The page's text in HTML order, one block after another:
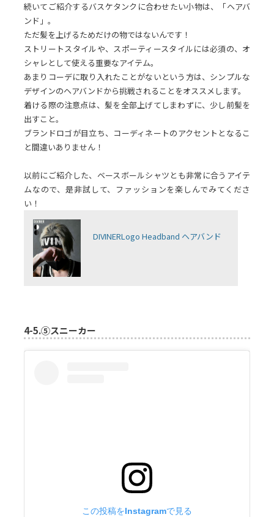
続いてご紹介するバスケタンクに合わせたい小物は、「ヘアバ
ンド」。
ただ髪を上げるためだけの物ではないんです！
ストリートスタイルや、スポーティースタイルには必須の、オ
シャレとして使える重要なアイテム。
あまりコーデに取り入れたことがないという方は、シンプルな
デザインのヘアバンドから挑戦されることをオススメします。
着ける際の注意点は、髪を全部上げてしまわずに、少し前髪を
出すこと。
ブランドロゴが目立ち、コーディネートのアクセントとなるこ
と間違いありません！
以前にご紹介した、ベースボールシャツとも非常に合うアイテ
ムなので、是非試して、ファッションを楽しんでみてくださ
い！
DIVINERLogo Headband ヘアバンド
4-5.⑤スニーカー
この投稿をInstagramで見る